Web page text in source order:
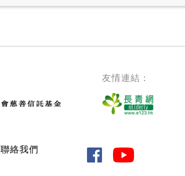
友情連結：
聯絡我們